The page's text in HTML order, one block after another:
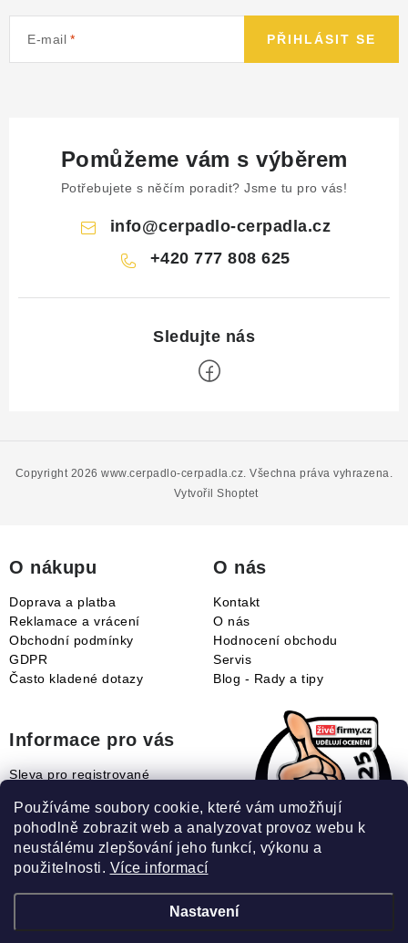
Používáme soubory cookie, které vám umožňují
pohodlně zobrazit web a analyzovat provoz webu k
neustálému zlepšování jeho funkcí, výkonu a
použitelnosti. Více informací
Nastavení
E-mail PŘIHLÁSIT SE
Pomůžeme vám s výběrem
Potřebujete s něčím poradit? Jsme tu pro vás!
info@cerpadlo-cerpadla.cz
+420 777 808 625
Vytvořil Shoptet
Copyright 2026www.cerpadlo-cerpadla.cz . Všechna práva vyhrazena.
O nákupu
Doprava a platba
Reklamace a vrácení
Obchodní podmínky
GDPR
Často kladené dotazy
O nás
Kontakt
O nás
Hodnocení obchodu
Servis
Blog - Rady a tipy
Informace pro vás
Sleva pro registrované
Jak uplatnit slevový kupón?
Jak nakupovat?
Slovník pojmů